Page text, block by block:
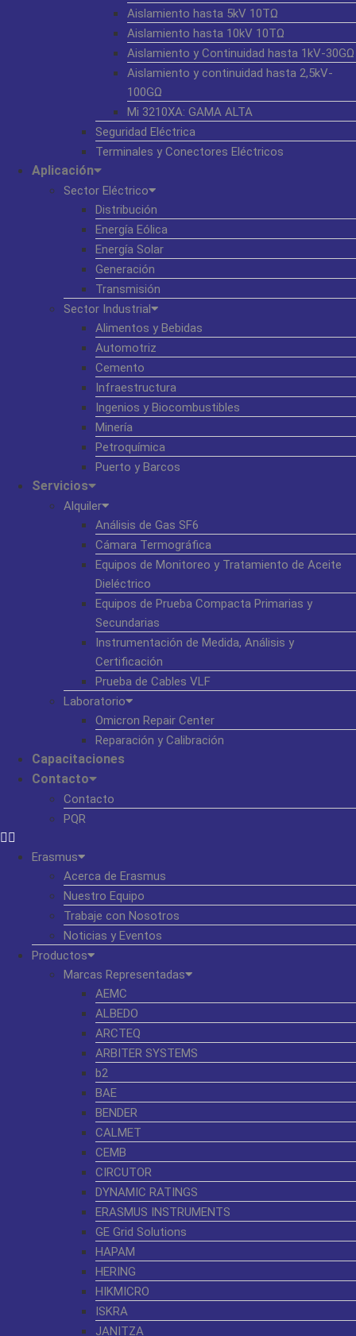
Aislamiento hasta 5kV 10TΩ
Aislamiento hasta 10kV 10TΩ
Aislamiento y Continuidad hasta 1kV-30GΩ
Aislamiento y continuidad hasta 2,5kV-
100GΩ
Mi 3210XA: GAMA ALTA
Seguridad Eléctrica
Terminales y Conectores Eléctricos
Aplicación
Sector Eléctrico
Distribución
Energía Eólica
Energía Solar
Generación
Transmisión
Sector Industrial
Alimentos y Bebidas
Automotriz
Cemento
Infraestructura
Ingenios y Biocombustibles
Minería
Petroquímica
Puerto y Barcos
Servicios
Alquiler
Análisis de Gas SF6
Cámara Termográfica
Equipos de Monitoreo y Tratamiento de Aceite
Dieléctrico
Equipos de Prueba Compacta Primarias y
Secundarias
Instrumentación de Medida, Análisis y
Certificación
Prueba de Cables VLF
Laboratorio
Omicron Repair Center
Reparación y Calibración
Capacitaciones
Contacto
Contacto
PQR
Erasmus
Acerca de Erasmus
Nuestro Equipo
Trabaje con Nosotros
Noticias y Eventos
Productos
Marcas Representadas
AEMC
ALBEDO
ARCTEQ
ARBITER SYSTEMS
b2
BAE
BENDER
CALMET
CEMB
CIRCUTOR
DYNAMIC RATINGS
ERASMUS INSTRUMENTS
GE Grid Solutions
HAPAM
HERING
HIKMICRO
ISKRA
JANITZA